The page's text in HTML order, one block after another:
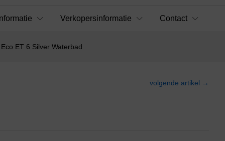
Verkopersinformatie Contact
ET 6 Silver Waterbad
volgende artikel →